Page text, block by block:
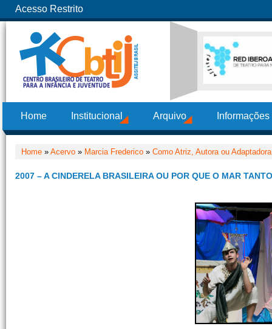
Acesso Restrito
Home Institucional Arquivo
Home » Acervo » Marcia Frederico » Como Atriz, Autora ou Adaptadora
2007 – A CINDERELA BRASILEIRA OU POR QUE O MAR